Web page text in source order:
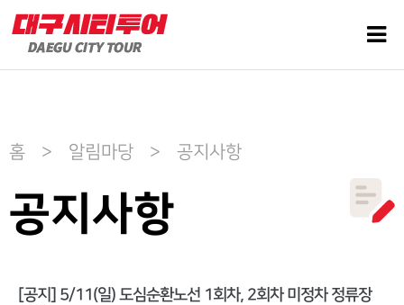
홈 > 알림마당 > 공지사항
공지사항
[공지] 5/11(일) 도심순환노선 1회차, 2회차 미정차 정류장